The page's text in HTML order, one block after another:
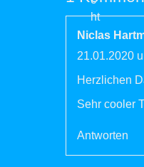
Niclas
21.01.2020
Herzlichen
Sehr cooler
Antworten